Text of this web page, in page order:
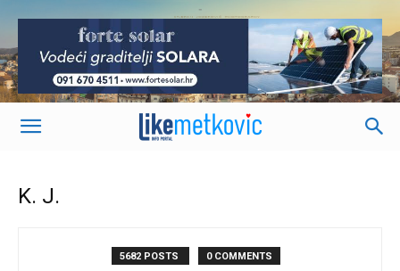
-
K. J.
5682 POSTS 0 COMMENTS